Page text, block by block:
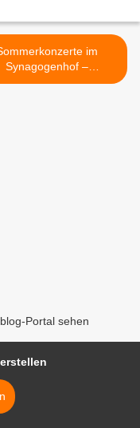
im
Synagogenhof –
genehmigte
Portal sehen